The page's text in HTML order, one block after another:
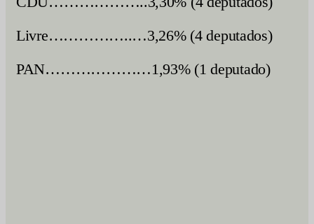
Livre……………..…3,26% (4 deputados)
PAN…………………1,93% (1 deputado)